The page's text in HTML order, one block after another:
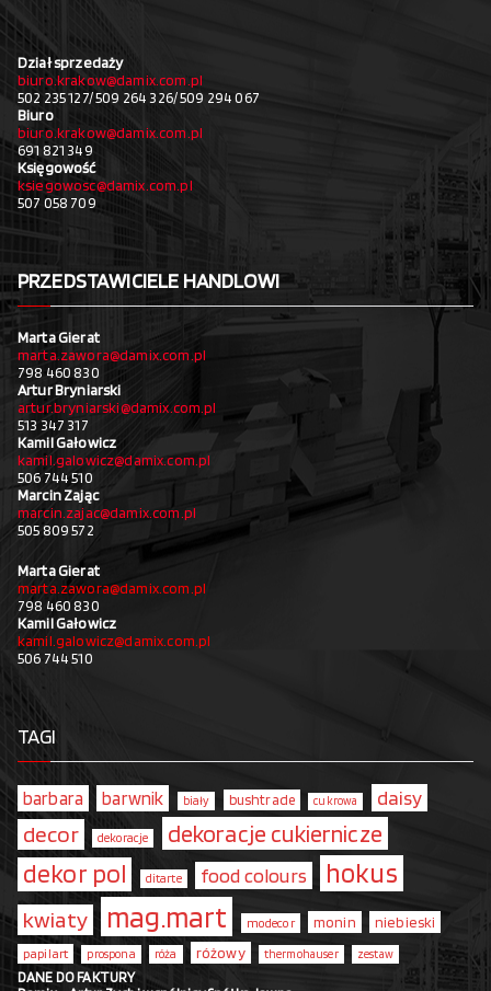
Dział sprzedaży
biuro.krakow@damix.com.pl
502 235 127/ 509 264 326/ 509 294 067
Biuro
biuro.krakow@damix.com.pl
691 821 349
Księgowość
ksiegowosc@damix.com.pl
507 058 709
PRZEDSTAWICIELE HANDLOWI
Marta Gierat
marta.zawora@damix.com.pl
798 460 830
Artur Bryniarski
artur.bryniarski@damix.com.pl
513 347 317
Kamil Gałowicz
kamil.galowicz@damix.com.pl
506 744 510
Marcin Zając
marcin.zajac@damix.com.pl
505 809 572
Marta Gierat
marta.zawora@damix.com.pl
798 460 830
Kamil Gałowicz
kamil.galowicz@damix.com.pl
506 744 510
TAGI
barbara barwnik biały bushtrade cukrowa daisy
decor dekoracje dekoracje cukiernicze
dekor pol ditarte food colours hokus
kwiaty mag.mart modecor monin niebieski
papilart prospona róża różowy thermohauser zestaw
DANE DO FAKTURY